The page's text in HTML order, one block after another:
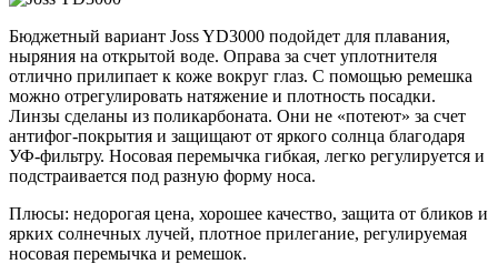
Бюджетный вариант Joss YD3000 подойдет для плавания,
ныряния на открытой воде. Оправа за счет уплотнителя
отлично прилипает к коже вокруг глаз. С помощью ремешка
можно отрегулировать натяжение и плотность посадки.
Линзы сделаны из поликарбоната. Они не «потеют» за счет
антифог-покрытия и защищают от яркого солнца благодаря
УФ-фильтру. Носовая перемычка гибкая, легко регулируется и
подстраивается под разную форму носа.
Плюсы: недорогая цена, хорошее качество, защита от бликов и
ярких солнечных лучей, плотное прилегание, регулируемая
носовая перемычка и ремешок.